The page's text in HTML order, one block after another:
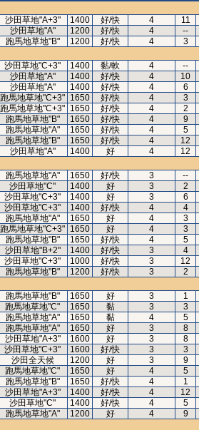
沙田草地"A+3" 1400 好/快 4
11
沙田草地"A" 1200 好/快 4
--
跑馬地草地"B" 1200 好/快 4
3
沙田草地"C+3" 1400 黏/軟 4
--
沙田草地"A" 1400 好/快 4
10
沙田草地"A" 1400 好/快 4
6
跑馬地草地"C+3" 1650 好/快 4
3
跑馬地草地"C+3" 1650 好/快 4
2
跑馬地草地"B" 1650 好/快 4
9
跑馬地草地"A" 1650 好/快 4
5
跑馬地草地"B" 1650 好/快 4
12
沙田草地"A" 1400 好 4
12
跑馬地草地"A" 1650 好/快 3
--
沙田草地"C" 1400 好 3
2
沙田草地"C+3" 1400 好 3
6
沙田草地"C+3" 1400 好/快 4
4
跑馬地草地"A" 1650 好 4
3
跑馬地草地"C+3" 1650 好 4
3
跑馬地草地"B" 1650 好/快 4
5
沙田草地"B+2" 1400 好/快 3
4
沙田草地"C+3" 1000 好/快 3
12
跑馬地草地"B" 1200 好/快 3
2
跑馬地草地"B" 1650 好 3
1
跑馬地草地"C" 1650 黏 3
3
跑馬地草地"A" 1650 黏 4
5
跑馬地草地"A" 1650 好 3
8
沙田草地"A+3" 1600 好 3
8
沙田草地"C+3" 1600 好/快 3
3
沙田全天候 1200 好 3
9
跑馬地草地"C" 1650 好 4
5
跑馬地草地"B" 1650 好/快 4
1
沙田草地"A+3" 1400 好/快 4
12
沙田草地"C" 1400 好/快 4
5
跑馬地草地"A" 1200 好 4
9